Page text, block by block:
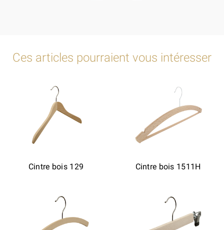
Ces articles pourraient vous intéresser
Cintre bois 129 Cintre bois 1511H